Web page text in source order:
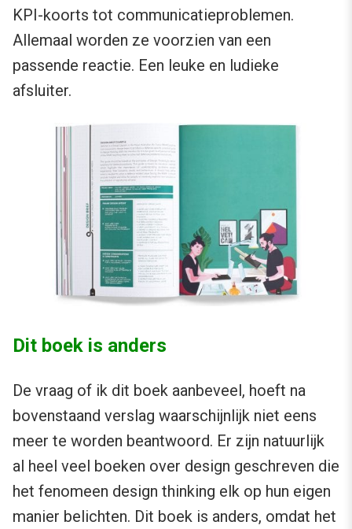
KPI-koorts tot communicatieproblemen.
Allemaal worden ze voorzien van een
passende reactie. Een leuke en ludieke
afsluiter.
Dit boek is anders
De vraag of ik dit boek aanbeveel, hoeft na
bovenstaand verslag waarschijnlijk niet eens
meer te worden beantwoord. Er zijn natuurlijk
al heel veel boeken over design geschreven die
het fenomeen design thinking elk op hun eigen
manier belichten. Dit boek is anders, omdat het